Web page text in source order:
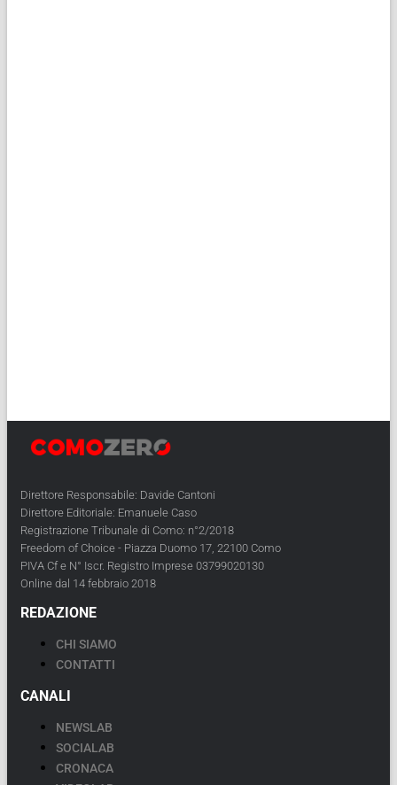
Direttore Responsabile: Davide Cantoni
Direttore Editoriale: Emanuele Caso
Registrazione Tribunale di Como: n°2/2018
Freedom of Choice - Piazza Duomo 17, 22100 Como
PIVA Cf e N° Iscr. Registro Imprese 03799020130
Online dal 14 febbraio 2018
REDAZIONE
CHI SIAMO
CONTATTI
CANALI
NEWSLAB
SOCIALAB
CRONACA